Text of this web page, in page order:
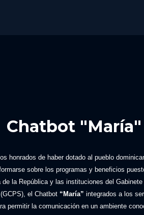
Chatbot "María"
honrados de haber dotado al pueblo
sobre los programas y beneficios
de la República y las instituciones del
el Chatbot“María” integrados a los
permitir la comunicación en un ambiente